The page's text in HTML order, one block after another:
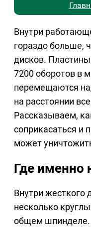
Внутри
гораздо больше,
дисков.
7200 оборотов в
перемещаются
на расстоянии
Рассказываем,
соприкасаться и
может
Где именно
Внутри жесткого
несколько
общем